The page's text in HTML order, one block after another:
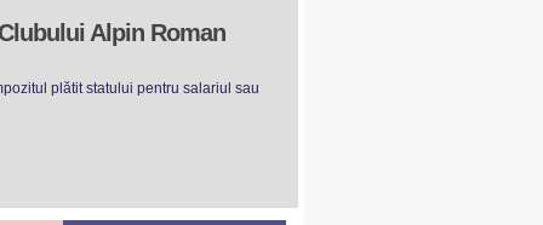
Alpin Roman
plătit statului pentru salariul sau